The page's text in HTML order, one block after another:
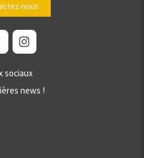
nous
sociaux
news !